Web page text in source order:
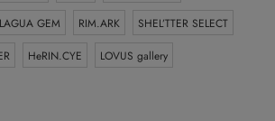
LAGUA GEM RIM.ARK
SHEL’TTER SELECT
HeRIN.CYE LOVUS gallery